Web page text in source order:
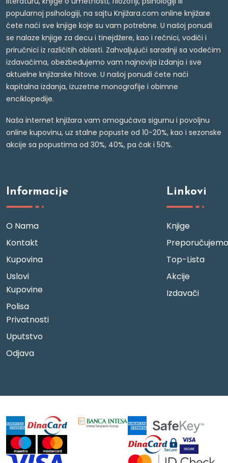
popularnoj psihologiji, na sajtu Knjižara.com online knjižare
ćete naći sve knjige koje su vam potrebne. U našoj ponudi
se nalaze knjige za decu i tinejdžere, kao i rečnici, vodiči i
priručnici iz različitih oblasti. Zahvaljujući saradnji sa vodećim
izdavačima, obezbeđujemo vam najnovija izdanja i sve
aktuelne knjižarske hitove. U našoj ponudi ćete naći
kapitalna izdanja, izuzetne monografije i obimne
enciklopedije.
Naša internet knjižara vam omogućava sigurnu i povoljnu
online kupovinu, uz stalne popuste od 10-20%, kao i sezonske
akcije sa popustima od 30%, 40%, pa čak i 50%.
Informacije
O Nama
Kontakt
Kupovina
Uslovi
Kupovine
Polisa
Privatnosti
Uputstvo
Odjava
Linkovi
Knjige
Preporučujemo
Top-Lista
Akcije
Izdavači